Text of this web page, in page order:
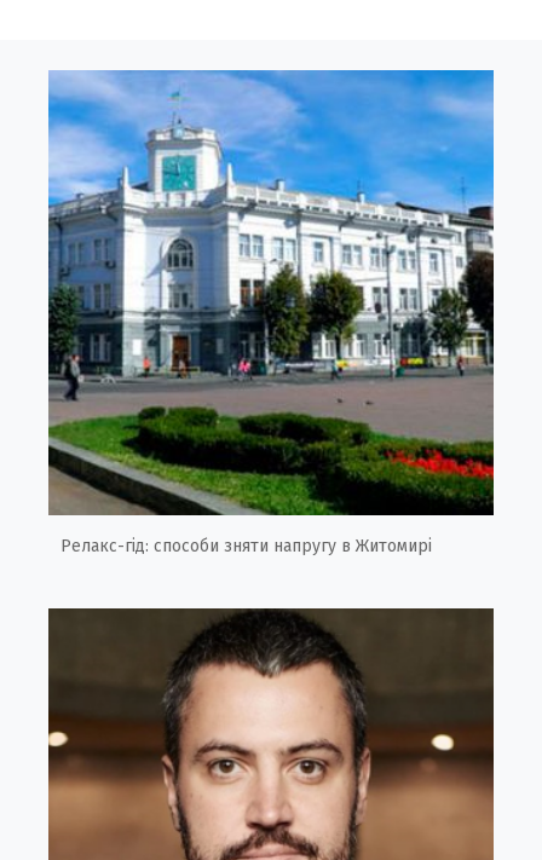
Релакс-гід: способи зняти напругу в Житомирі